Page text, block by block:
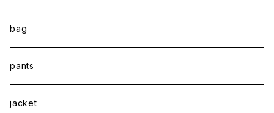
bag
pants
jacket